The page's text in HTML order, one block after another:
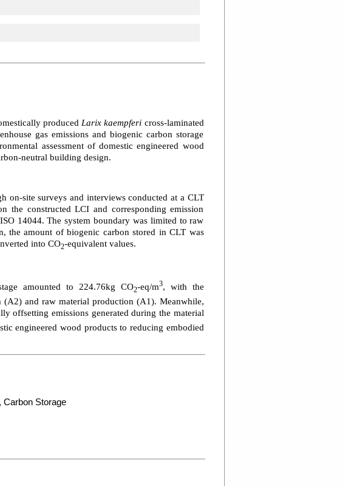
produced Larix kaempferi cross-laminated
gas emissions and biogenic carbon storage
assessment of domestic engineered wood
neutral building design.
on-site surveys and interviews conducted at a CLT
the constructed LCI and corresponding emission
14044. The system boundary was limited to raw
the amount of biogenic carbon stored in CLT was
into CO2-equivalent values.
amounted to 224.76kg CO2-eq/m3, with the
and raw material production (A1). Meanwhile,
offsetting emissions generated during the material
engineered wood products to reducing embodied
, Carbon Storage